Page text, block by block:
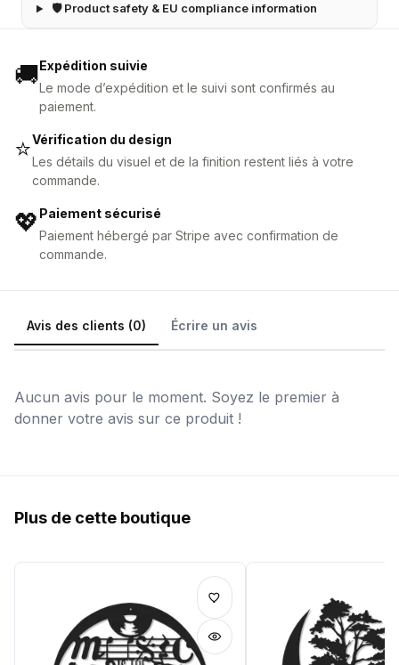
🛡 Product safety & EU compliance information
🚚Expédition suivie
Le mode d’expédition et le suivi sont confirmés au
paiement.
⭐Vérification du design
Les détails du visuel et de la finition restent liés à votre
commande.
💖 Paiement sécurisé
Paiement hébergé par Stripe avec confirmation de
commande.
Avis des clients (0) Écrire un avis
Aucun avis pour le moment. Soyez le premier à
donner votre avis sur ce produit !
Plus de cette boutique